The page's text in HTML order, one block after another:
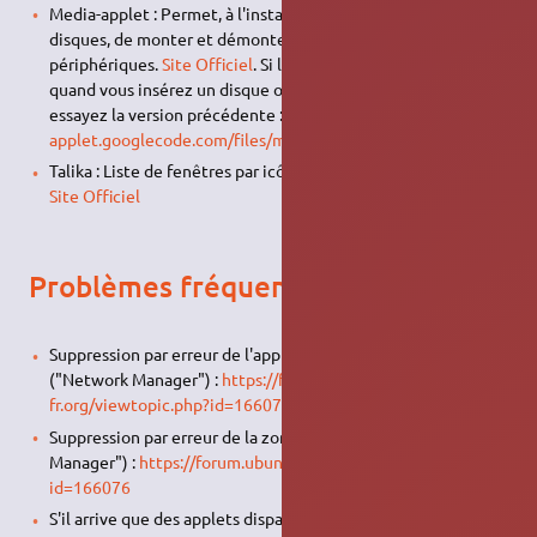
Media-applet : Permet, à l'instar de l'applet Monteur de
disques, de monter et démonter en un clic vos
périphériques.Site Officiel. Si l'applet se ferme inopinément
quand vous insérez un disque ou une périphérique
essayez la version précédente :
applet.googlecode.com/files/media-applet_0.3.1-1_i386.deb
Talika : Liste de fenêtres par icônes, avec aperçu de la page.
Site Officiel
Problèmes fréquents
Suppression par erreur de l'applet de connexion internet
("Network Manager") : https://forum.ubuntu-
fr.org/viewtopic.php?id=166076
Suppression par erreur de la zone de notification ("Network
Manager") : https://forum.ubuntu-fr.org/viewtopic.php?
id=166076
S'il arrive que des applets disparaissent, entrer dans un